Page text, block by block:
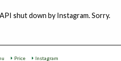
shut down by Instagram. Sorry.
Price Instagram